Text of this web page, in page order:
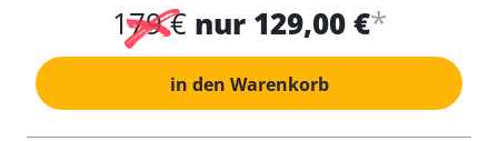
179 € nur 129,00 €*
in den Warenkorb